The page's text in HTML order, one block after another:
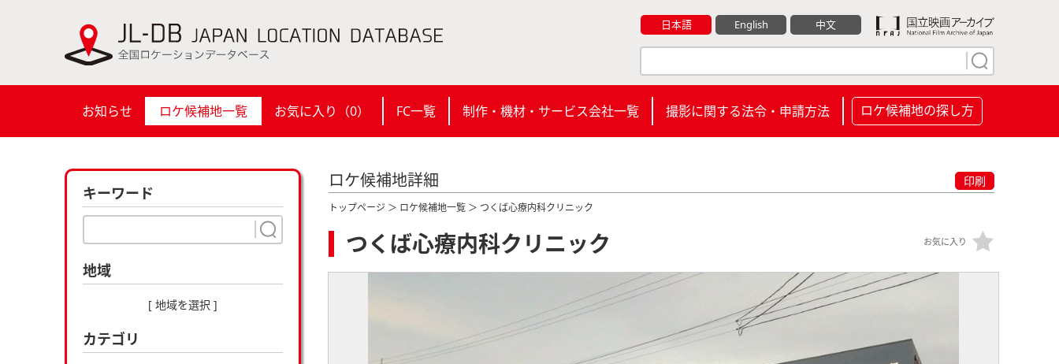
日本語 English 中文
お知らせ ロケ候補地一覧 お気に入り（0） FC一覧 制作・機材・サービス会社一覧 撮影に関する法令・申請方法 ロケ候補地の探し方
キーワード
地域
[ 地域を選択 ]
カテゴリ
ロケ候補地詳細 印刷
トップページ ＞ ロケ候補地一覧 ＞ つくば心療内科クリニック
つくば心療内科クリニック お気に入り